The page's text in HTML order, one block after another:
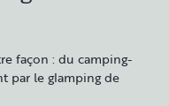
façon : du camping-
par le glamping de